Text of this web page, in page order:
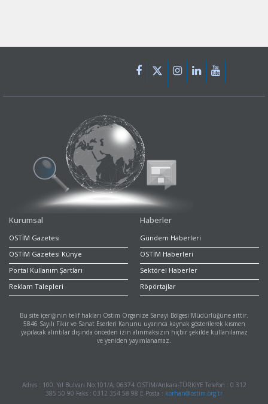
Kurumsal
OSTİM Gazetesi
OSTİM Gazetesi Künye
Portal Kullanım Şartları
Reklam Talepleri
Haberler
Gündem Haberleri
OSTİM Haberleri
Sektörel Haberler
Röpörtajlar
Bu site içeriğinin telif hakları Ostim Organize Sanayi Bölgesi Müdürlüğüne aittir.
5846 Sayılı Fikir ve Sanat Eserleri Kanunu uyarınca kaynak gösterilerek kısmen
yapılacak alıntılar dışında önceden izin alınmaksızın hiçbir şekilde kullanılamaz
ve yeniden yayımlanamaz.
Adres : 100. Yıl Bulvarı No:101/A, 06374 OSTİM/Ankara-TÜRKİYE Telefon : 0 312
385 50 90 Faks : 0312 354 58 98 E-Posta : korhan@ostim.org.tr